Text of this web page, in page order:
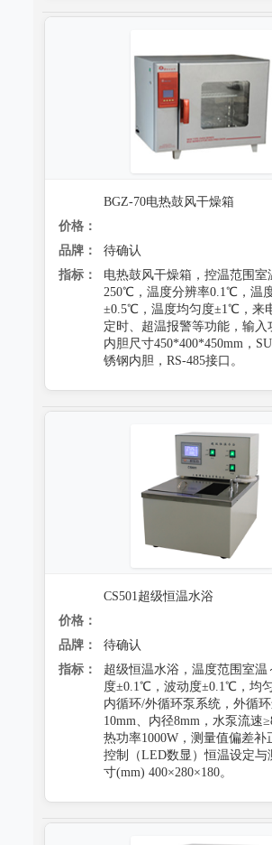
BGZ-70电热鼓风干燥箱
价格：
品牌：
待确认
指标：
电热鼓风干燥箱，控温范围室
250℃，温度分辨率0.1℃，温
±0.5℃，温度均匀度±1℃，来
定时、超温报警等功能，输入
内胆尺寸450*400*450mm，
锈钢内胆，RS-485接口。
CS501超级恒温水浴
价格：
品牌：
待确认
指标：
超级恒温水浴，温度范围室
度±0.1℃，波动度±0.1℃，均
内循环/外循环泵系统，外循
10mm、内径8mm，水泵流速
热功率1000W，测量值偏差补
控制（LED数显）恒温设定与
寸(mm) 400×280×180。